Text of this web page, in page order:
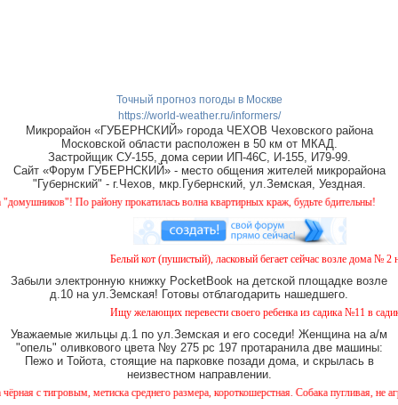
Точный прогноз погоды в Москве
https://world-weather.ru/informers/
Микрорайон «ГУБЕРНСКИЙ» города ЧЕХОВ Чеховского района
Московской области расположен в 50 км от МКАД.
Застройщик СУ-155, дома серии ИП-46С, И-155, И79-99.
Сайт «Форум ГУБЕРНСКИЙ» - место общения жителей микрорайона
"Губернский" - г.Чехов, мкр.Губернский, ул.Земская, Уездная.
району прокатилась волна квартирных краж, будьте бдительны!
Белый кот (пушистый), ласковый бегает сейчас возле дома № 2 на
Забыли электронную книжку PocketBook на детской площадке возле
д.10 на ул.Земская! Готовы отблагодарить нашедшего.
Ищу желающих перевести своего ребенка из садика №11 в садик №
Уважаемые жильцы д.1 по ул.Земская и его соседи! Женщина на а/м
"опель" оливкового цвета №у 275 рс 197 протаранила две машины:
Пежо и Тойота, стоящие на парковке позади дома, и скрылась в
неизвестном направлении.
метиска среднего размера, короткошерстная. Собака пугливая, не агрессивная.